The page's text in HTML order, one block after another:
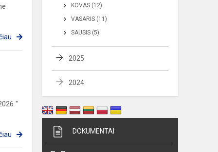
"
KOVAS (12)
VASARIS (11)
SAUSIS (5)
2025
2024
DOKUMENTAI